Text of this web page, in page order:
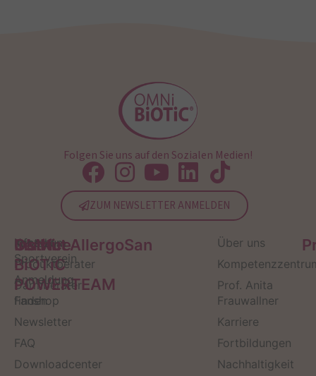
Folgen Sie uns auf den Sozialen Medien!
ZUM NEWSLETTER ANMELDEN
Service
Kontakt
Produktberater
Darmberater
finden
Newsletter
FAQ
Downloadcenter
OMNi-
BiOTiC
POWERTEAM
Infos zum
Sportverein
Anmeldung
Fanshop
Institut AllergoSan
Über uns
Prof. Anita
Frauwallner
Karriere
Fortbildungen
Nachhaltigkeit